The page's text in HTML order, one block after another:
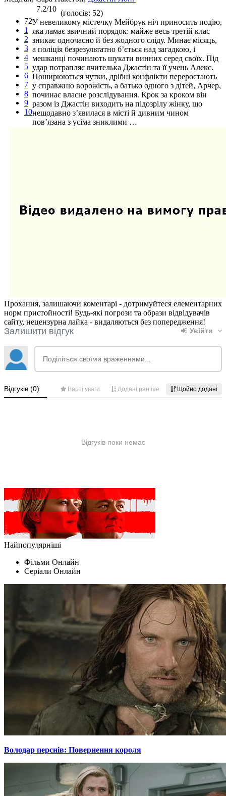
72
1
2
3
4
5
6
7
8
9
10
7.2/10 (голосів: 52)
У невеликому містечку Мейбрук ніч приносить подію,
яка ламає звичний порядок: майже весь третій клас
зникає одночасно й без жодного сліду. Минає місяць,
а поліція безрезультатно б’ється над загадкою, і
мешканці починають шукати винних серед своїх. Під
удар потрапляє вчителька Джастін та її учень Алекс.
Поширюються чутки, дрібні конфлікти переростають
у справжню ворожість, а батько одного з дітей, Арчер,
починає власне розслідування. Крок за кроком він
разом із Джастін виходить на підозрілу жінку, що
нещодавно з’явилася в місті й дивним чином
пов’язана з усіма зниклими …
Прохання, залишаючи коментарі - дотримуйтеся елементарних
норм пристойності! Будь-які погрози та образи відвідувачів
сайту, нецензурна лайка - видаляються без попередження!
Найпопулярніші
Фільми Oнлайн
Серіали Oнлайн
Володар перснів: Повернення короля